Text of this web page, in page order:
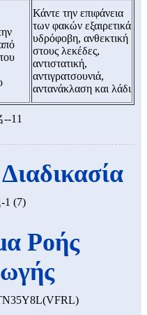
Κάντε την επιφάνεια
των φακών εξαιρετικά
υδρόφοβη, ανθεκτική
στους λεκέδες,
αντιστατική,
αντιγρατσουνιά,
αντανάκλαση και λάδι
Ροής